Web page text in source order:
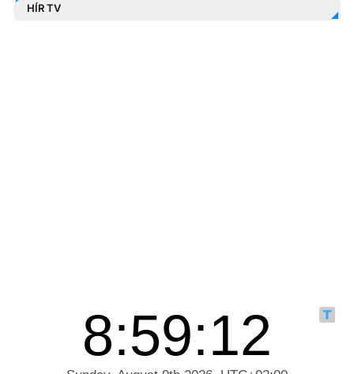
HÍR TV